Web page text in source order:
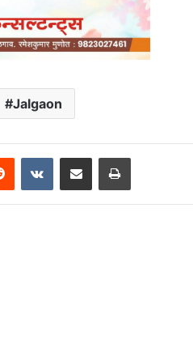
Jalgaon
Reddit VKontakteShare via Email Print